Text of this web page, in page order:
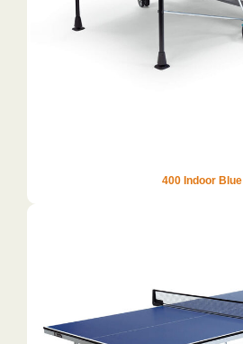
400 Indoor Blue